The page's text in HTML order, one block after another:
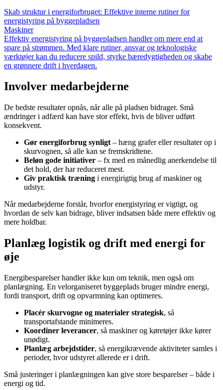
Skab struktur i energiforbruget: Effektive interne rutiner for
energistyring på byggepladsen
Maskiner
Effektiv energistyring på byggepladsen handler om mere end at
spare på strømmen. Med klare rutiner, ansvar og teknologiske
værktøjer kan du reducere spild, styrke bæredygtigheden og skabe
en grønnere drift i hverdagen.
Involver medarbejderne
De bedste resultater opnås, når alle på pladsen bidrager. Små
ændringer i adfærd kan have stor effekt, hvis de bliver udført
konsekvent.
Gør energiforbrug synligt – hæng grafer eller resultater op i
skurvognen, så alle kan se fremskridtene.
Beløn gode initiativer – fx med en månedlig anerkendelse til
det hold, der har reduceret mest.
Giv praktisk træning i energirigtig brug af maskiner og
udstyr.
Når medarbejderne forstår, hvorfor energistyring er vigtigt, og
hvordan de selv kan bidrage, bliver indsatsen både mere effektiv og
mere holdbar.
Planlæg logistik og drift med energi for
øje
Energibesparelser handler ikke kun om teknik, men også om
planlægning. En velorganiseret byggeplads bruger mindre energi,
fordi transport, drift og opvarmning kan optimeres.
Placér skurvogne og materialer strategisk, så
transportafstande minimeres.
Koordiner leverancer, så maskiner og køretøjer ikke kører
unødigt.
Planlæg arbejdstider, så energikrævende aktiviteter samles i
perioder, hvor udstyret allerede er i drift.
Små justeringer i planlægningen kan give store besparelser – både i
energi og tid.